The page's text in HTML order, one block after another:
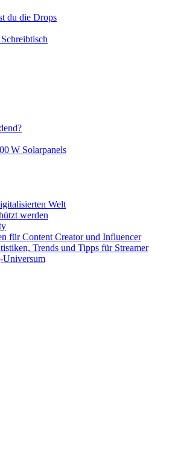
du die Drops
W Solarpanels
Welt
werden
für Content Creator und Influencer
Trends und Tipps für Streamer
Universum